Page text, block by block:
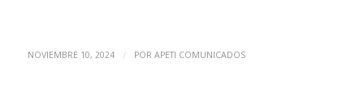
NOVIEMBRE 10, 2024 / POR APETI COMUNICADOS